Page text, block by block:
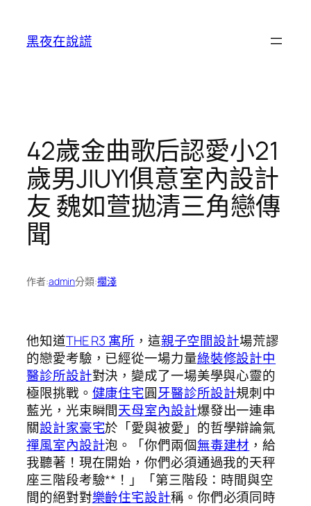
黑夜在說謊
42歲金曲歌后認愛小21
歲男JIUYI俱意室內設計
友 魏如萱拋清三角戀傳
聞
作者:admin分類:擱淺
他知道THE R3 寓所 ，這親子空間設計場荒謬
的戀愛考驗，已經從一場力量綠裝修設計中
醫診所設計對決，變成了一場美學與心靈的
極限挑戰。 健康住宅圓牙醫診所設計規刺中
藍光，光束瞬間天母室內設計爆發出一連串
關設計家豪宅於「愛與被愛」的哲學辯論氣
禪風室內設計泡。「你們兩個無毒建材 ，給
我聽著！現在開始，你們必須通過我的天秤
座三階段考驗**！」「第三階段：時間與空
間的絕對對樂齡住宅設計稱。你們必須同時